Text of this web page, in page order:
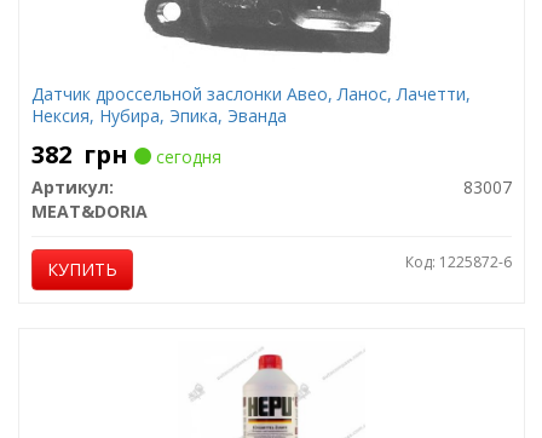
Датчик дроссельной заслонки Авео, Ланос, Лачетти,
Нексия, Нубира, Эпика, Эванда
382 грн
сегодня
Артикул:
83007
MEAT&DORIA
КУПИТЬ Код: 1225872-6